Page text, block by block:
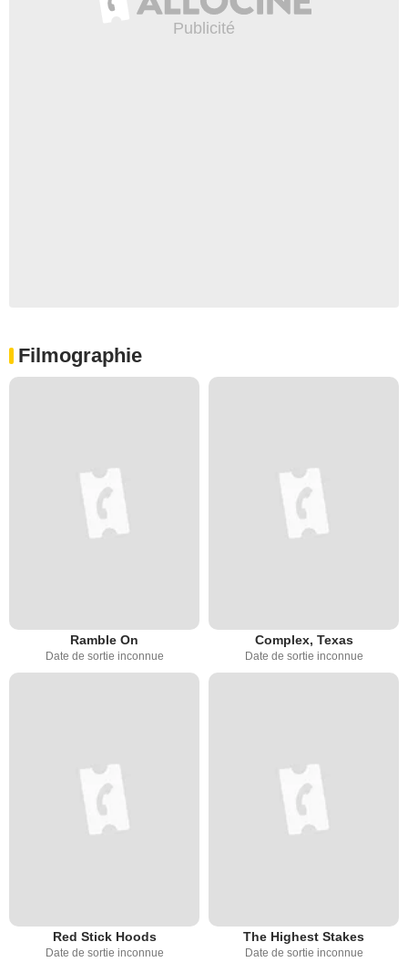
Filmographie
Ramble On
Date de sortie inconnue
Complex, Texas
Date de sortie inconnue
Red Stick Hoods
Date de sortie inconnue
The Highest Stakes
Date de sortie inconnue